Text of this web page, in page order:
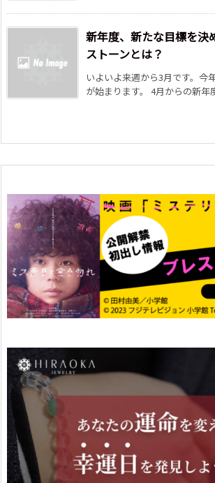
新年度、新たな目標を決
ストーンとは？
いよいよ来週から3月です。今
が始まります。 4月からの新年